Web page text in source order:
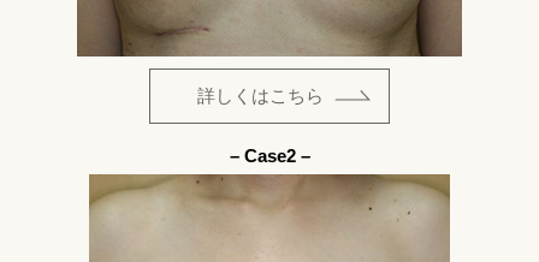
詳しくはこちら
– Case2 –